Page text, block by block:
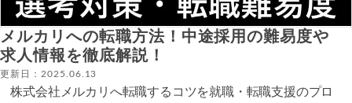
メルカリへの転職方法！中途採用の難易度や
求人情報を徹底解説！
更新日：2025.06.13
株式会社メルカリへ転職するコツを就職・転職支援のプロ